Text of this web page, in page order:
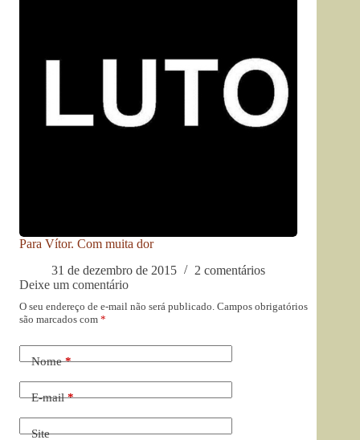
Para Vítor. Com muita dor
31 de dezembro de 2015
2 comentários
Deixe um comentário
O seu endereço de e-mail não será publicado. Campos obrigatórios
são marcados com *
Nome*
E-mail*
Site